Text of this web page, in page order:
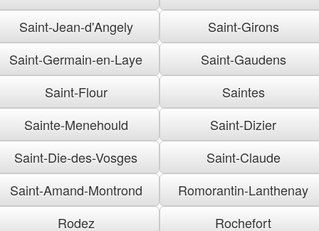
Saint-Jean-d'Angely
Saint-Girons
Saint-Germain-en-Laye
Saint-Gaudens
Saint-Flour
Saintes
Sainte-Menehould
Saint-Dizier
Saint-Die-des-Vosges
Saint-Claude
Saint-Amand-Montrond
Romorantin-Lanthenay
Rodez
Rochefort